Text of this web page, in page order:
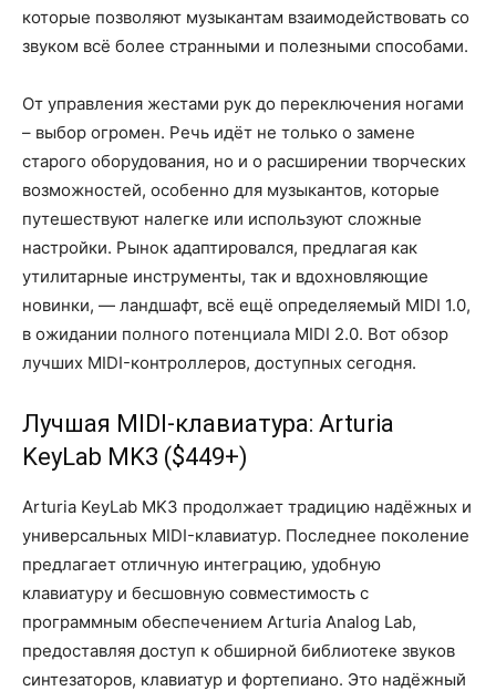
которые позволяют музыкантам взаимодействовать со
звуком всё более странными и полезными способами.
От управления жестами рук до переключения ногами
– выбор огромен. Речь идёт не только о замене
старого оборудования, но и о расширении творческих
возможностей, особенно для музыкантов, которые
путешествуют налегке или используют сложные
настройки. Рынок адаптировался, предлагая как
утилитарные инструменты, так и вдохновляющие
новинки, — ландшафт, всё ещё определяемый MIDI 1.0,
в ожидании полного потенциала MIDI 2.0. Вот обзор
лучших MIDI-контроллеров, доступных сегодня.
Лучшая MIDI-клавиатура: Arturia
KeyLab MK3 ($449+)
Arturia KeyLab MK3 продолжает традицию надёжных и
универсальных MIDI-клавиатур. Последнее поколение
предлагает отличную интеграцию, удобную
клавиатуру и бесшовную совместимость с
программным обеспечением Arturia Analog Lab,
предоставляя доступ к обширной библиотеке звуков
синтезаторов, клавиатур и фортепиано. Это надёжный